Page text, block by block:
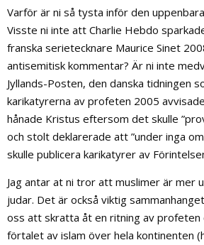
Varför är ni så tysta inför den
Visste ni inte att Charlie Hebdo
franska serietecknare Maurice Sinet
antisemitisk kommentar? Är ni inte
Jyllands-Posten, den danska tidningen
karikatyrerna av profeten 2005
hånade Kristus eftersom det skulle
och stolt deklarerade att ”under inga
skulle publicera karikatyrer av
Jag antar at ni tror att muslimer är mer
judar. Det är också viktig
oss att skratta åt en ritning av profeten
förtalet av islam över hela kontinenten